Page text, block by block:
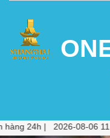
24h | 2026-08-06